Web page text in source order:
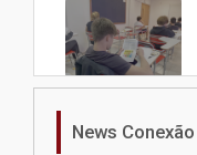
News Conexão